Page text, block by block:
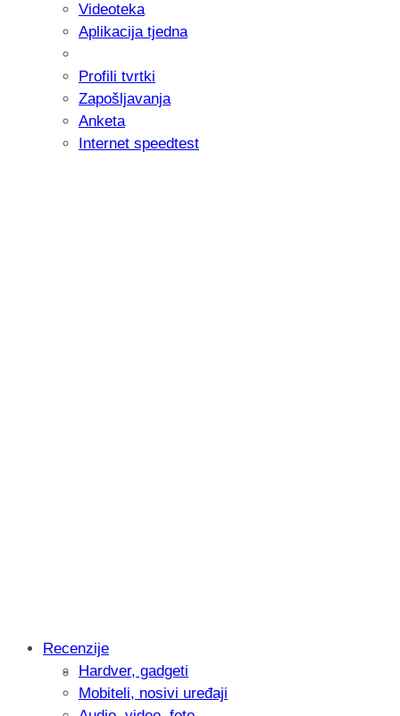
donijelo tanje i izdržljivije preklopne
Videoteka
Aplikacija tjedna
Profili tvrtki
Zapošljavanja
Anketa
Internet speedtest
Intervju: Goran Jović, fotograf -
Recenzije
Hardver, gadgeti
Mobiteli, nosivi uređaji